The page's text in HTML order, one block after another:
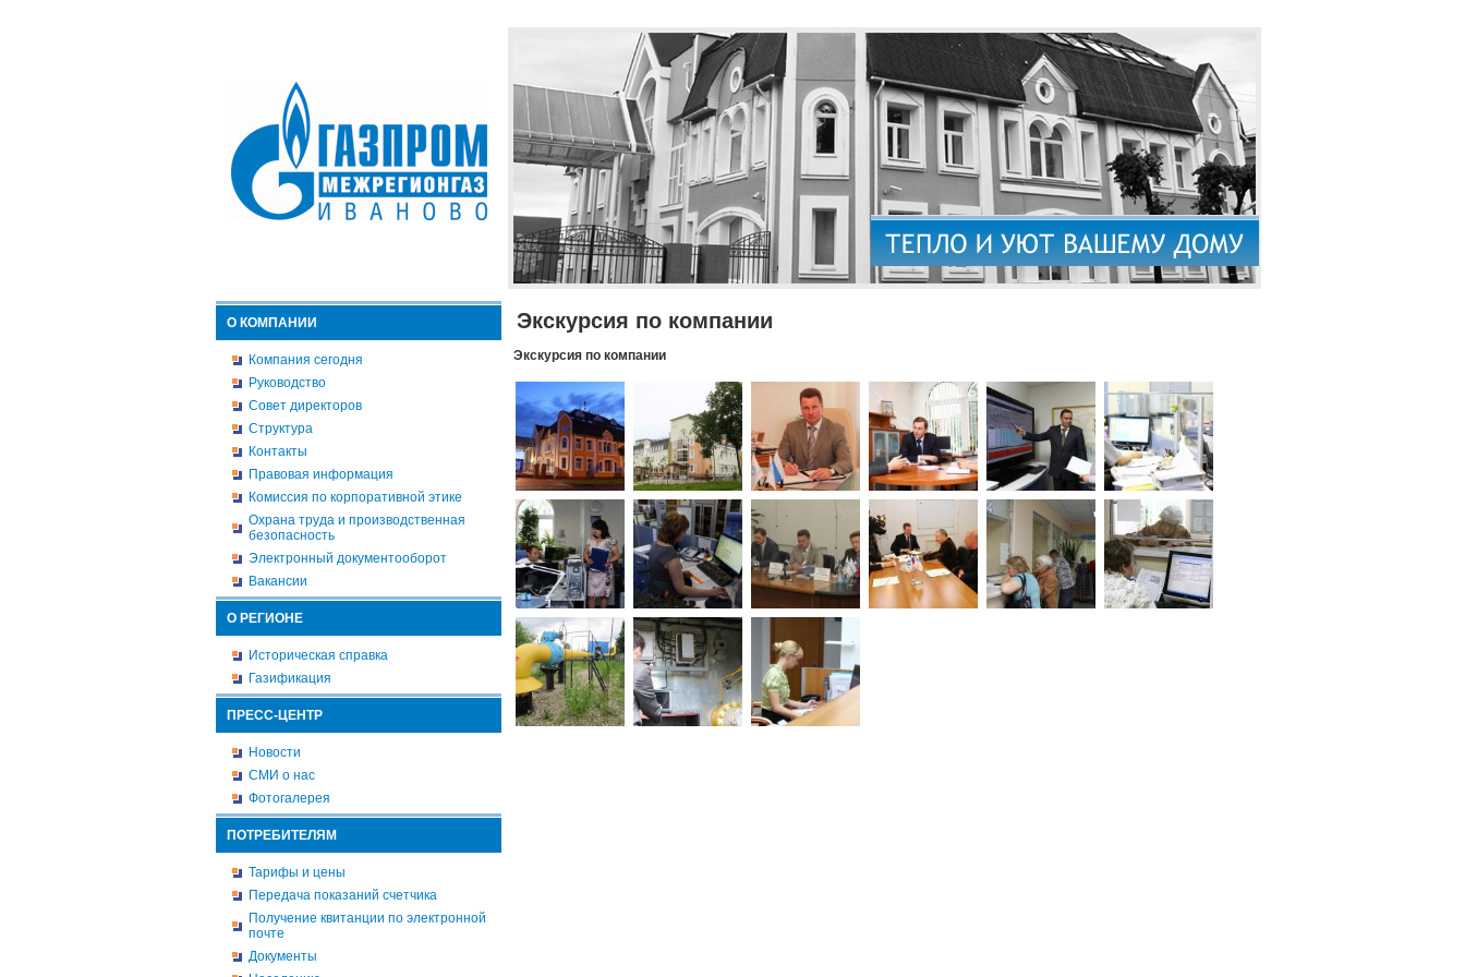
О КОМПАНИИ
Компания сегодня
Руководство
Совет директоров
Структура
Контакты
Правовая информация
Комиссия по корпоративной этике
Охрана труда и производственная
безопасность
Электронный документооборот
Вакансии
О РЕГИОНЕ
Историческая справка
Газификация
ПРЕСС-ЦЕНТР
Новости
СМИ о нас
Фотогалерея
ПОТРЕБИТЕЛЯМ
Тарифы и цены
Передача показаний счетчика
Получение квитанции по электронной
почте
Документы
Экскурсия по компании
Экскурсия по компании